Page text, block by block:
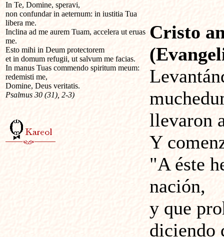
In Te, Domine, speravi,
non confundar in aeternum: in iustitia Tua
libera me.
Inclina ad me aurem Tuam, accelera ut eruas
me.
Esto mihi in Deum protectorem
et in domum refugii, ut salvum me facias.
In manus Tuas commendo spiritum meum:
redemisti me,
Domine, Deus veritatis.
Psalmus 30 (31), 2-3)
Cristo
llevaron
Y
"A éste
nación,
y que
diciendo